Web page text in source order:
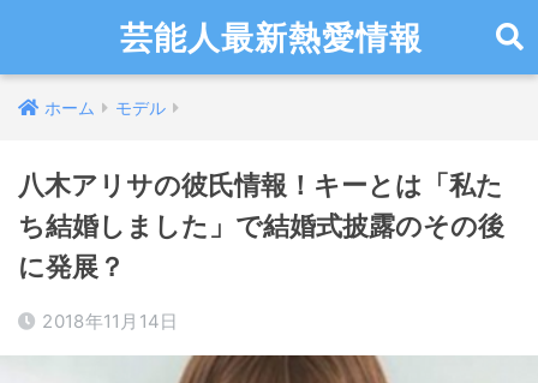
芸能人最新熱愛情報
ホーム モデル
八木アリサの彼氏情報！キーとは「私た
ち結婚しました」で結婚式披露のその後
に発展？
2018年11月14日